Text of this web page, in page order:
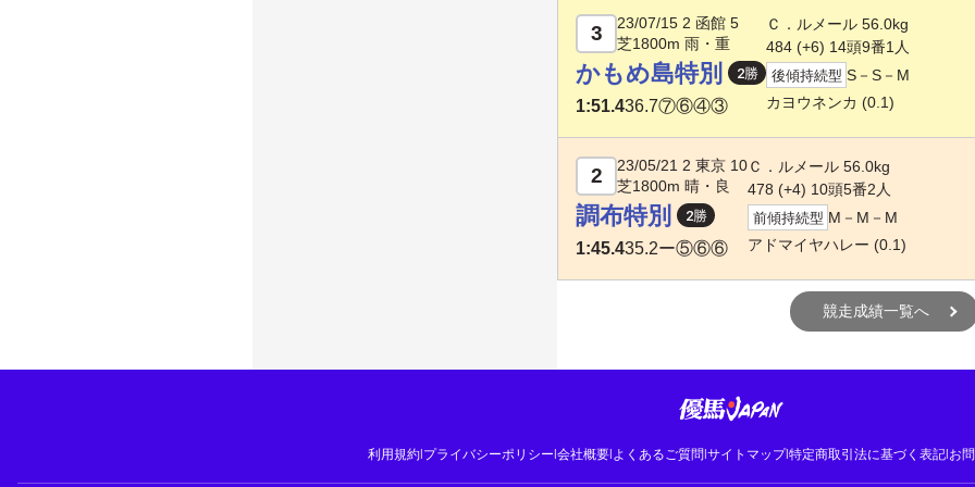
3
23/07/15 2 函館 5
芝1800m 雨・重
かもめ島特別
1:51.436.7⑦⑥④③
Ｃ．ルメール 56.0kg
484 (+6) 14頭9番1人
後傾持続型 S－S－M
カヨウネンカ (0.1)
2
23/05/21 2 東京 10
芝1800m 晴・良
調布特別
1:45.435.2ー⑤⑥⑥
Ｃ．ルメール 56.0kg
478 (+4) 10頭5番2人
前傾持続型 M－M－M
アドマイヤハレー (0.1)
競走成績一覧へ
利用規約|プライバシーポリシー|会社概要|よくあるご質問|サイトマップ|特定商取引法に基づく表記|お